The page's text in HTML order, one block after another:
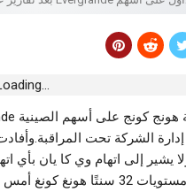
الشركة تحت المراقبة.وأفادت
ولا يشير إلى اتهام وي كا يان
بالديون قد أغلق عند مستويات
الصيفية
أغسطس 8, 2026
أخبار الجهات
جندوبة.. السيطرة